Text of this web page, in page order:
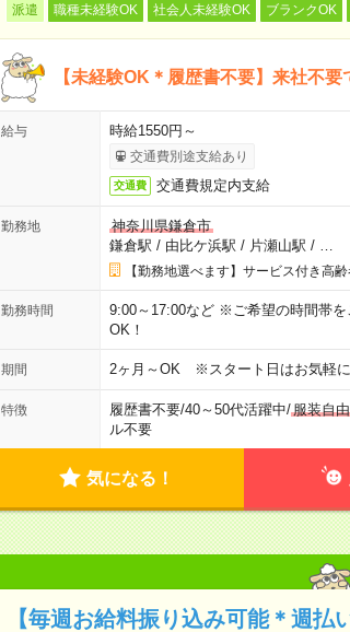
派遣 職種未経験OK 社会人未経験OK ブランクOK
【未経験OK＊履歴書不要】来社不
給与 時給1550円～
交通費別途支給あり
交通費 交通費規定内支給
勤務地
神奈川県鎌倉市
鎌倉駅 / 由比ケ浜駅 / 片瀬山駅 /
【勤務地選べます】サービス付き高
勤務時間
9:00～17:00など ※ご希望の時間帯
OK！
期間 2ヶ月～OK ※スタート日はお気軽に
特徴 履歴書不要/40～50代活躍中/服装自由
ル不要
気になる！
【毎週お給料振り込み可能＊週払